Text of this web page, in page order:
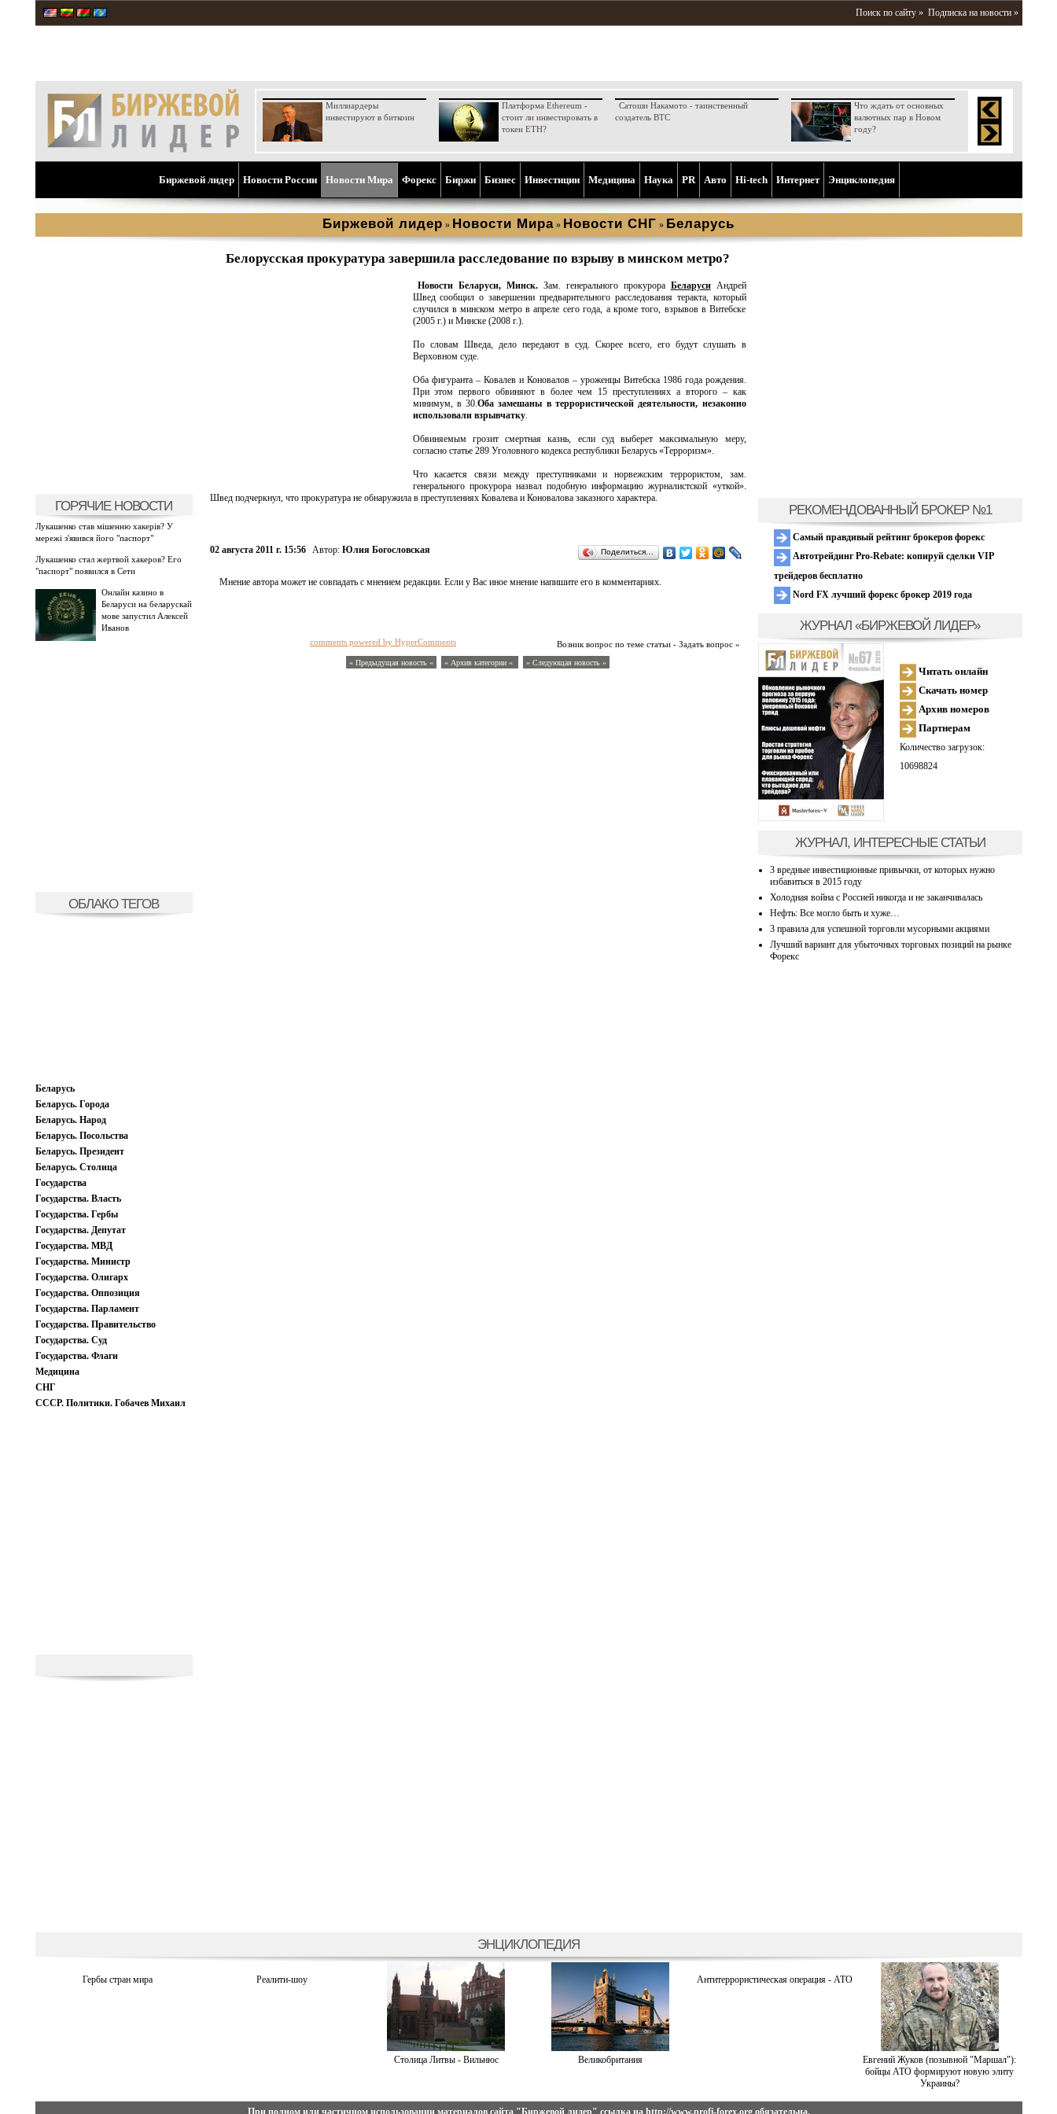
Поиск по сайту » Подписка на новости »
Миллиардеры
инвестируют в биткоин
Платформа Ethereum -
стоит ли инвестировать в
токен ETH?
Сатоши Накамото - таинственный
создатель BTC
Что ждать от основных
валютных пар в Новом
году?
Биржевой лидер Новости России Новости Мира Форекс Биржи Бизнес Инвестиции Медицина Наука PR Aвто Hi-tech Интернет Энциклопедия
Биржевой лидер » Новости Мира » Новости СНГ » Беларусь
ГОРЯЧИЕ НОВОСТИ
Лукашенко став мішенню хакерів? У
мережі з'явився його "паспорт"
Лукашенко стал жертвой хакеров? Его
"паспорт" появился в Сети
Онлайн казино в
Беларуси на беларускай
мове запустил Алексей
Иванов
ОБЛАКО ТЕГОВ
Беларусь
Беларусь. Города
Беларусь. Народ
Беларусь. Посольства
Беларусь. Президент
Беларусь. Столица
Государства
Государства. Власть
Государства. Гербы
Государства. Депутат
Государства. МВД
Государства. Министр
Государства. Олигарх
Государства. Оппозиция
Государства. Парламент
Государства. Правительство
Государства. Суд
Государства. Флаги
Медицина
СНГ
СССР. Политики. Гобачев Михаил
Белорусская прокуратура завершила расследование по взрыву в минском метро?
Новости Беларуси, Минск. Зам. генерального прокурора БеларусиАндрей
Швед сообщил о завершении предварительного расследования теракта, который
случился в минском метро в апреле сего года, а кроме того, взрывов в Витебске
(2005 г.) и Минске (2008 г.).
По словам Шведа, дело передают в суд. Скорее всего, его будут слушать в
Верховном суде.
Оба фигуранта – Ковалев и Коновалов – уроженцы Витебска 1986 года рождения.
При этом первого обвиняют в более чем 15 преступлениях а второго – как
минимум, в 30.Оба замешаны в террористической деятельности, незаконно
использовали взрывчатку.
Обвиняемым грозит смертная казнь, если суд выберет максимальную меру,
согласно статье 289 Уголовного кодекса республики Беларусь «Терроризм».
Что касается связи между преступниками и норвежским террористом, зам.
генерального прокурора назвал подобную информацию журналистской «уткой».
Швед подчеркнул, что прокуратура не обнаружила в преступлениях Ковалева и Коновалова заказного характера.
02 августа 2011 г. 15:56 Автор: Юлия Богословская Поделиться…
Мнение автора может не совпадать с мнением редакции. Если у Вас иное мнение напишите его в комментариях.
Возник вопрос по теме статьи - Задать вопрос »
comments powered by HyperComments
« Предыдущая новость « » Архив категории « » Следующая новость »
РЕКОМЕНДОВАННЫЙ БРОКЕР №1
Самый правдивый рейтинг брокеров форекс
Автотрейдинг Pro-Rebate: копируй сделки VIP
трейдеров бесплатно
Nord FX лучший форекс брокер 2019 года
ЖУРНАЛ «БИРЖЕВОЙ ЛИДЕР»
Читать онлайн
Скачать номер
Архив номеров
Партнерам
Количество загрузок:
10698824
ЖУРНАЛ, ИНТЕРЕСНЫЕ СТАТЬИ
3 вредные инвестиционные привычки, от которых нужно
избавиться в 2015 году
Холодная война с Россией никогда и не заканчивалась
Нефть: Все могло быть и хуже…
3 правила для успешной торговли мусорными акциями
Лучший вариант для убыточных торговых позиций на рынке
Форекс
ЭНЦИКЛОПЕДИЯ
Гербы стран мира Реалити-шоу
Столица Литвы - Вильнюс Великобритания
Антитеррористическая операция - АТО
Евгений Жуков (позывной "Маршал"):
бойцы АТО формируют новую элиту
Украины?
При полном или частичном использовании материалов сайта "Биржевой лидер" ссылка на http://www.profi-forex.orgобязательна.